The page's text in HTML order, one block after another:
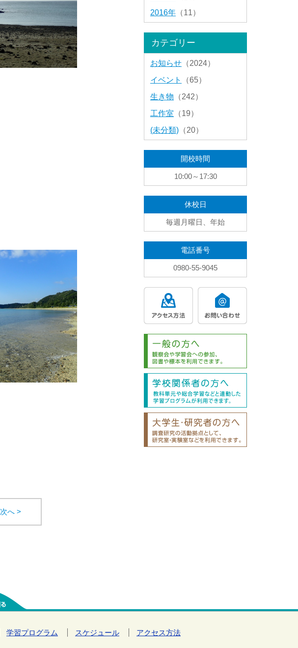
次へ >
2016年 （11）
カテゴリー
お知らせ （2024）
イベント
（65）
生き物 （242）
工作室 （19）
(未分類) （20）
開校時間
10:00～17:30
休校日
毎週月曜日、年始
電話番号
0980-55-9045
学習プログラム スケジュール アクセス方法